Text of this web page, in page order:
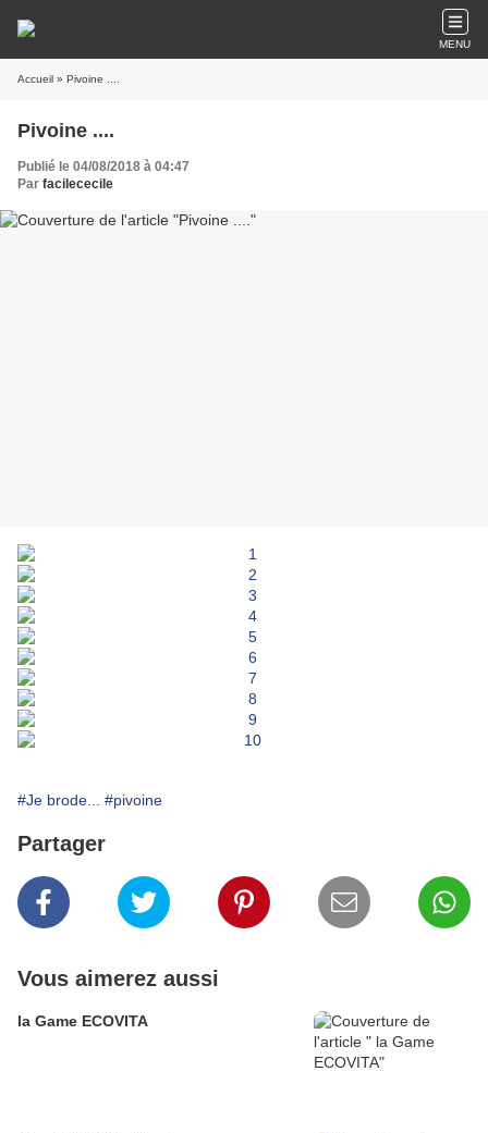
MENU
Accueil » Pivoine ....
Pivoine ....
Publié le 04/08/2018 à 04:47
Par facilececile
#Je brode... #pivoine
Partager
Vous aimerez aussi
la Game ECOVITA